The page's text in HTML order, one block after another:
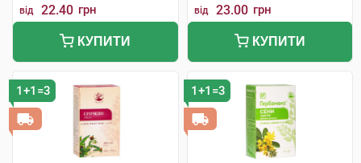
від 22.40 грн
КУПИТИ
від 23.00 грн
КУПИТИ
1+1=3 1+1=3